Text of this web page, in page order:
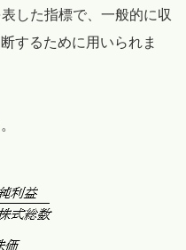
した指標で、一般的に収
するために用いられま